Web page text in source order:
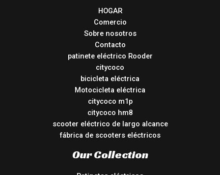
HOGAR
Comercio
Sobre nosotros
Contacto
patinete eléctrico Rooder
citycoco
bicicleta eléctrica
Motocicleta eléctrica
citycoco m1p
citycoco hm8
scooter eléctrico de largo alcance
fábrica de scooters eléctricos
Our Collection